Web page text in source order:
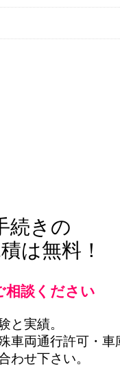
続きの
は無料！
相談ください
と実績。
車両通行許可・車
わせ下さい。